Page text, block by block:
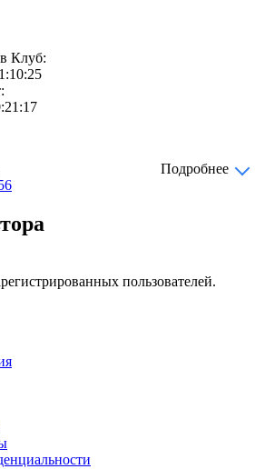
Клуб:
Подробнее
пользователей.